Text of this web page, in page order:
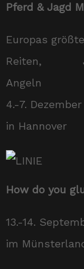
Pferd & Jagd
Europas
Reiten,
Angeln
4.-7. Dezember
in Hannover
How do you
13.-14.
im